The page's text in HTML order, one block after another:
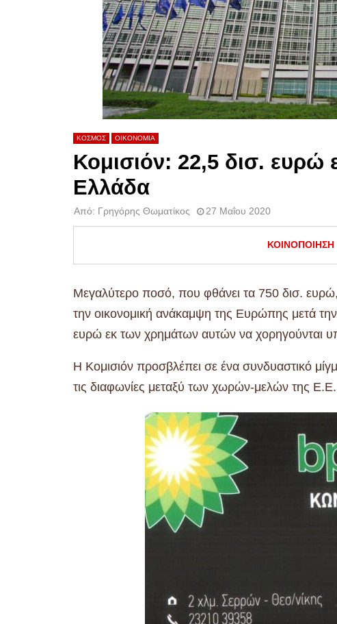
ΚΟΣΜΟΣ ΟΙΚΟΝΟΜΙΑ
Κομισιόν: 22,5 δισ. ευρώ
Ελλάδα
Από: Γρηγόρης Θωματίκος 27 Μαΐου 2020
ΚΟΙΝΟΠΟΊΗΣΗ
Μεγαλύτερο ποσό, που φθάνει τα 750 δισ.
την οικονομική ανάκαμψη της Ευρώπης μετά
ευρώ εκ των χρημάτων αυτών να χορηγούνται
Η Κομισιόν προσβλέπει σε ένα συνδυαστικό
τις διαφωνίες μεταξύ των χωρών-μελών της Ε.Ε.